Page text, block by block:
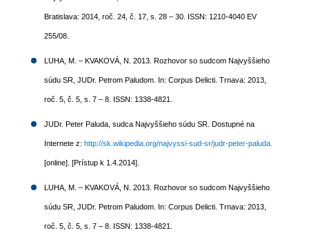
Bratislava: 2014, roč. 24, č. 17, s. 28 – 30. ISSN: 1210-4040 EV
255/08.
LUHA, M. – KVAKOVÁ, N. 2013. Rozhovor so sudcom Najvyššieho
súdu SR, JUDr. Petrom Paludom. In: Corpus Delicti. Trnava: 2013,
roč. 5, č. 5, s. 7 – 8. ISSN: 1338-4821.
JUDr. Peter Paluda, sudca Najvyššieho súdu SR. Dostupné na
Internete z: http://sk.wikipedia.org/najvyssi-sud-sr/judr-peter-paluda.
[online]. [Prístup k 1.4.2014].
LUHA, M. – KVAKOVÁ, N. 2013. Rozhovor so sudcom Najvyššieho
súdu SR, JUDr. Petrom Paludom. In: Corpus Delicti. Trnava: 2013,
roč. 5, č. 5, s. 7 – 8. ISSN: 1338-4821.